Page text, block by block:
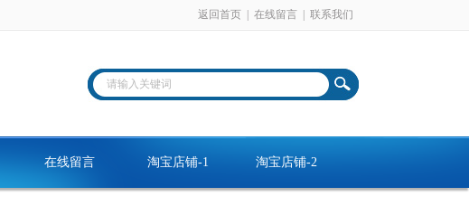
返回首页 在线留言 联系我们
在线留言 淘宝店铺-1 淘宝店铺-2